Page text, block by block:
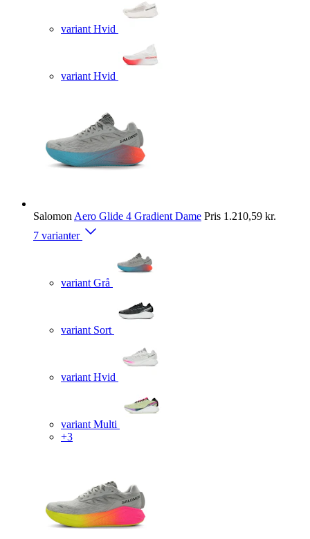
variant Hvid
variant Hvid
Salomon Aero Glide 4 Gradient Dame Pris 1.210,59 kr.
7 varianter
variant Grå
variant Sort
variant Hvid
variant Multi
+3